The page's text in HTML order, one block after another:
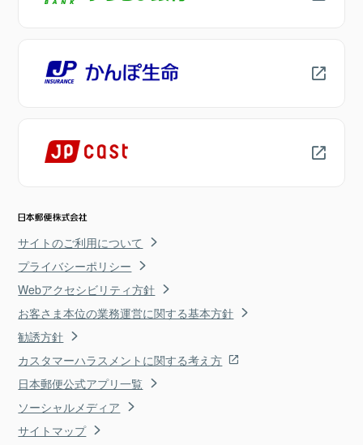
サイトのご利用について
プライバシーポリシー
Webアクセシビリティ方針
お客さま本位の業務運営に関する基本方針
勧誘方針
カスタマーハラスメントに関する考え方
日本郵便公式アプリ一覧
ソーシャルメディア
サイトマップ